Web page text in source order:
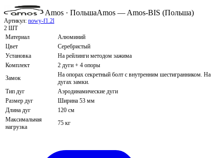
Amos · ПольшаAmos — Amos-BIS (Польша)
Артикул: nowy-f1.2l
2 ШТ
Материал
Алюминий
Цвет
Серебристый
Установка
На рейлинги методом зажима
Комплект
2 дуги + 4 опоры
Замок
На опорах секретный болт с внутренним шестигранником. На
дугах замки.
Тип дуг
Аэродинамические дуги
Размер дуг
Ширина 53 мм
Длина дуг
120 см
Максимальная
нагрузка
75 кг